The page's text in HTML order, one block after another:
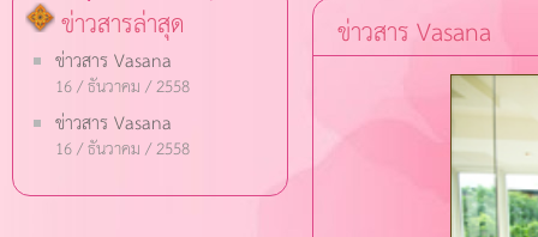
ข่าวสาร Vasana
ข่าวสารล่าสุด
ข่าวสาร Vasana
16 / ธันวาคม / 2558
ข่าวสาร Vasana
16 / ธันวาคม / 2558